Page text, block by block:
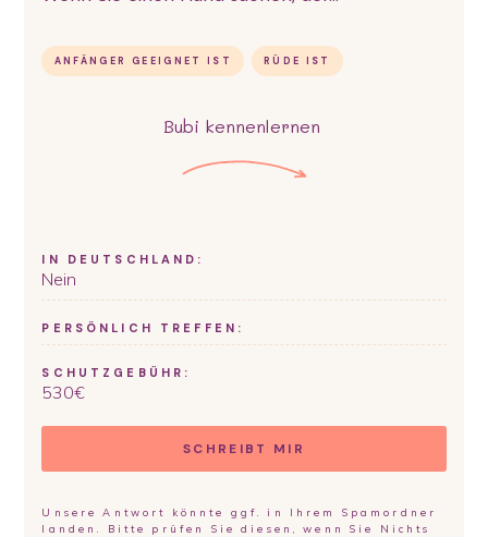
ANFÄNGER GEEIGNET IST RÜDE IST
Bubi kennenlernen
IN DEUTSCHLAND:
Nein
PERSÖNLICH TREFFEN:
SCHUTZGEBÜHR:
530€
SCHREIBT MIR
Unsere Antwort könnte ggf. in Ihrem Spamordner
landen. Bitte prüfen Sie diesen, wenn Sie Nichts